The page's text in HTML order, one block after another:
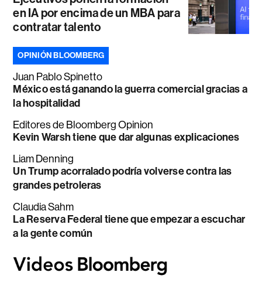
en IA por encima de un MBA para
contratar talento
OPINIÓN BLOOMBERG
Juan Pablo Spinetto
México está ganando la guerra comercial gracias a
la hospitalidad
Editores de Bloomberg Opinion
Kevin Warsh tiene que dar algunas explicaciones
Liam Denning
Un Trump acorralado podría volverse contra las
grandes petroleras
Claudia Sahm
La Reserva Federal tiene que empezar a escuchar
a la gente común